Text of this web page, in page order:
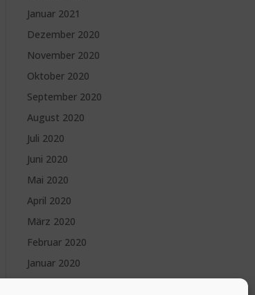
Januar 2021
Dezember 2020
November 2020
Oktober 2020
September 2020
August 2020
Juli 2020
Juni 2020
Mai 2020
April 2020
März 2020
Februar 2020
Januar 2020